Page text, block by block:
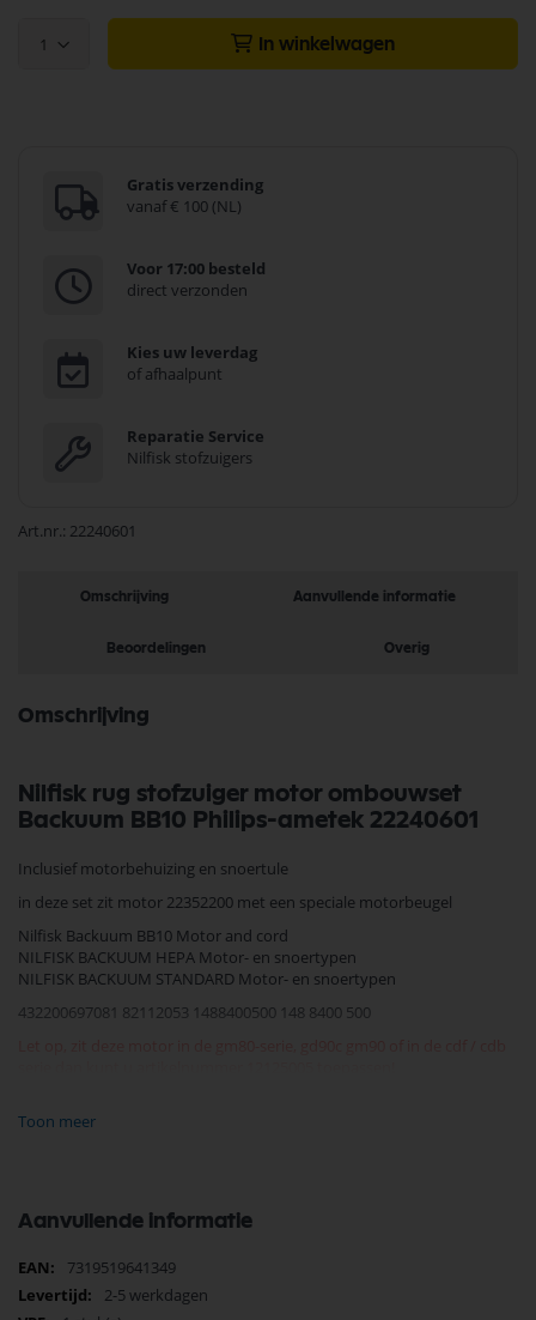
1 In winkelwagen
Gratis verzending
vanaf € 100 (NL)
Voor 17:00 besteld
direct verzonden
Kies uw leverdag
of afhaalpunt
Reparatie Service
Nilfisk stofzuigers
Art.nr. 22240601
Omschrijving Aanvullende informatie
Beoordelingen Overig
Omschrijving
Nilfisk rug stofzuiger motor ombouwset
Backuum BB10 Philips-ametek 22240601
Inclusief motorbehuizing en snoertule
in deze set zit motor 22352200 met een speciale motorbeugel
Nilfisk Backuum BB10 Motor and cord
NILFISK BACKUUM HEPA Motor- en snoertypen
NILFISK BACKUUM STANDARD Motor- en snoertypen
432200697081 82112053 1488400500 148 8400 500
the cdf / cdb series then you can apply part number 12125005!
Nilfisk Motoren
Nilfisk motoren en koolborstels
Zoeken op type Nilfisk stofzuiger
Nilfisk Stofzuiger op Productgroep
Toon meer
Aanvullende informatie
Meer
informatie
7319519641349
2-5 werkdagen